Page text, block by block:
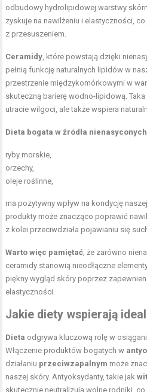
odbudowy hydrolipidowej warstwy
zyskuje na nawilżeniu i elastyczności,
z przesuszeniem.
Ceramidy, które powstają dzięki
pełnią funkcję naturalnych lipidów w
przestrzenie międzykomórkowymi w
skuteczną barierę wodno-lipidową.
utracie wilgoci, ale także wspiera
Dieta bogata w źródła
ryby morskie,
orzechy,
oleje roślinne,
ma pozytywny wpływ na kondycję
produkty może znacząco poprawić
z kolei przeciwdziała pojawianiu się
Warto więc pamiętać, że zarówno
ceramidy stanowią nieodłączne
piękny wygląd skóry poprzez
elastyczności.
Jakie diety wspierają
Dieta odgrywa kluczową rolę w
Włączenie produktów bogatych w
działaniu przeciwzapalnym może
naszej skóry. Antyoksydanty, takie jak
skutecznie neutralizują wolne rodniki,